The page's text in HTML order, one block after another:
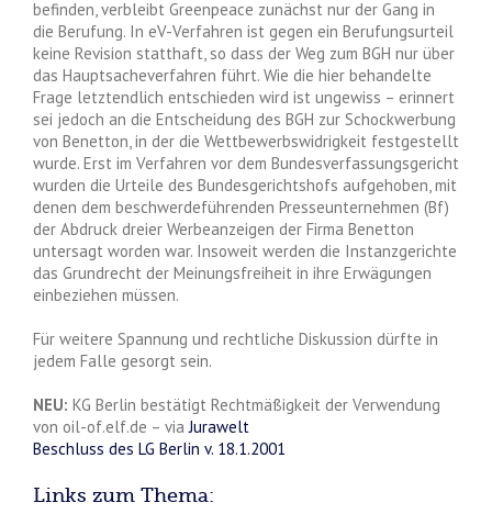
befinden, verbleibt Greenpeace zunächst nur der Gang in
die Berufung. In eV-Verfahren ist gegen ein Berufungsurteil
keine Revision statthaft, so dass der Weg zum BGH nur über
das Hauptsacheverfahren führt. Wie die hier behandelte
Frage letztendlich entschieden wird ist ungewiss – erinnert
sei jedoch an die Entscheidung des BGH zur Schockwerbung
von Benetton, in der die Wettbewerbswidrigkeit festgestellt
wurde. Erst im Verfahren vor dem Bundesverfassungsgericht
wurden die Urteile des Bundesgerichtshofs aufgehoben, mit
denen dem beschwerdeführenden Presseunternehmen (Bf)
der Abdruck dreier Werbeanzeigen der Firma Benetton
untersagt worden war. Insoweit werden die Instanzgerichte
das Grundrecht der Meinungsfreiheit in ihre Erwägungen
einbeziehen müssen.
Für weitere Spannung und rechtliche Diskussion dürfte in
jedem Falle gesorgt sein.
NEU: KG Berlin bestätigt Rechtmäßigkeit der Verwendung
von oil-of.elf.de – viaJurawelt
Beschluss des LG Berlin v. 18.1.2001
Links zum Thema: